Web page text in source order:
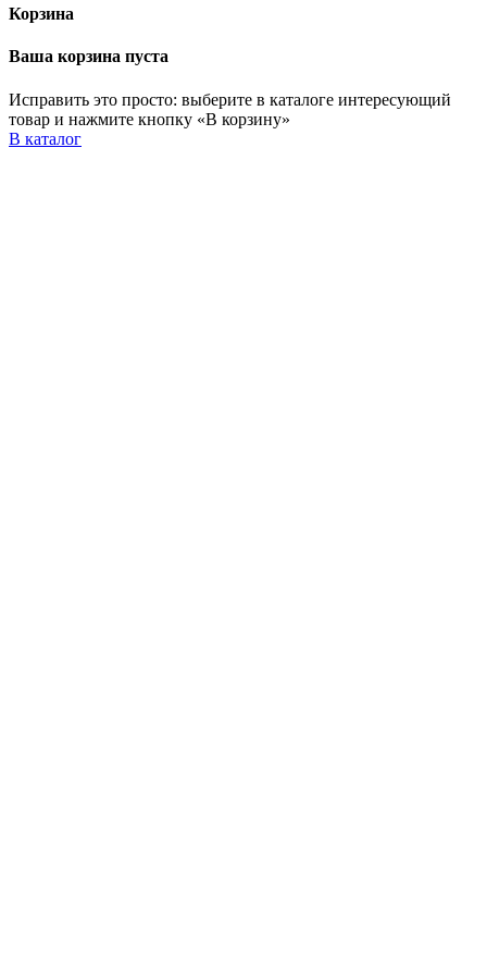
Корзина
Ваша корзина пуста
Исправить это просто: выберите в каталоге интересующий
товар и нажмите кнопку «В корзину»
В каталог